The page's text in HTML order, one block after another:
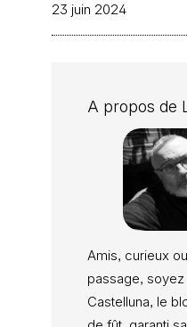
23 juin 2024
A propos de
Amis, curieux
passage,
Castelluna, le